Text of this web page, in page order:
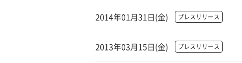
プレスリリース
2014年01月31日(金)
プレスリリース
2013年03月15日(金)